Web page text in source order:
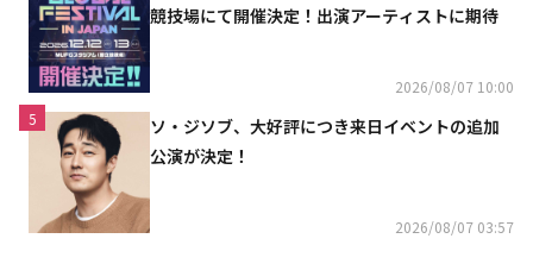
競技場にて開催決定！出演アーティストに期待
2026/08/07 10:00
5
ソ・ジソブ、大好評につき来日イベントの追加
公演が決定！
2026/08/07 03:57